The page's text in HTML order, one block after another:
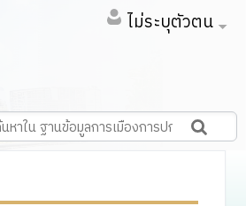
ไม่ระบุตัวตน